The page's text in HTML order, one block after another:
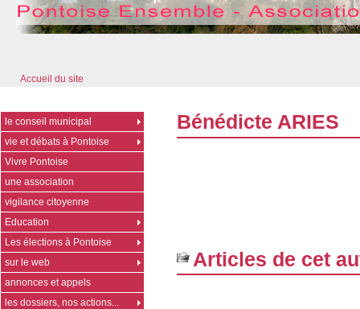
Accueil du site
Bénédicte ARIES
Articles de cet
le conseil municipal
vie et débats à Pontoise
Vivre Pontoise
une association
vigilance citoyenne
Education
Les élections à Pontoise
sur le web
annonces et appels
les dossiers, nos actions...